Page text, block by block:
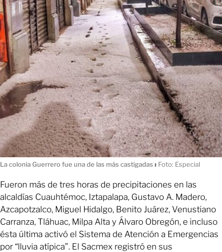
La colonia Guerrero fue una de las más castigadas ı Foto: Especial
Fueron más de tres horas de precipitaciones en las
alcaldías Cuauhtémoc, Iztapalapa, Gustavo A. Madero,
Azcapotzalco, Miguel Hidalgo, Benito Juárez, Venustiano
Carranza, Tláhuac, Milpa Alta y Álvaro Obregón, e incluso
ésta última activó el Sistema de Atención a Emergencias
por “lluvia atípica”. El Sacmex registró en sus